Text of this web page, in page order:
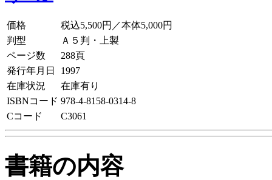
価格
税込5,500円／本体5,000円
判型
Ａ５判・上製
ページ数
288頁
発行年月日
1997
在庫状況
在庫有り
ISBNコード 978-4-8158-0314-8
Cコード
C3061
書籍の内容